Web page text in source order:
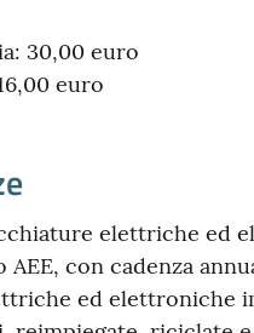
30,00 euro
euro
elettriche ed
con cadenza
ed elettroniche